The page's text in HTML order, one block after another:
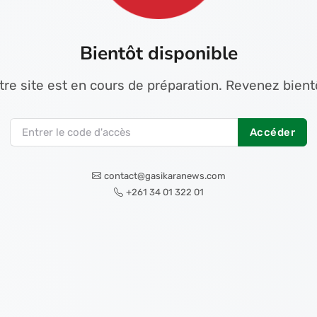
Bientôt disponible
site est en cours de préparation. Revenez
Accéder
contact@gasikaranews.com
+261 34 01 322 01